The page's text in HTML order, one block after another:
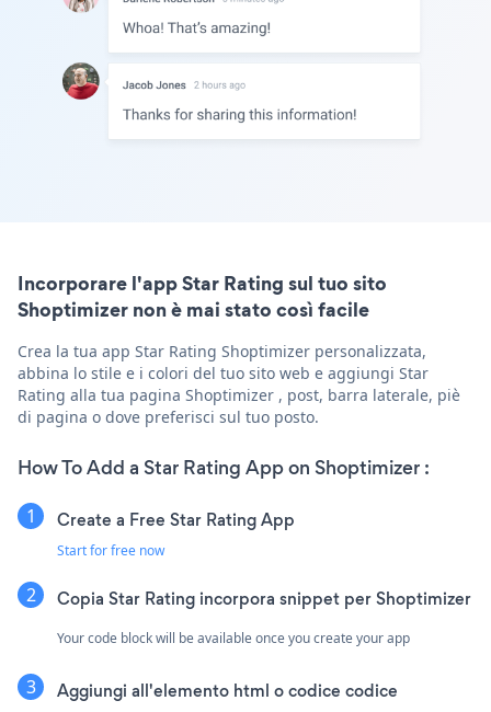
Incorporare l'app Star Rating sul tuo sito
Shoptimizer non è mai stato così facile
Crea la tua app Star Rating Shoptimizer personalizzata,
abbina lo stile e i colori del tuo sito web e aggiungi Star
Rating alla tua pagina Shoptimizer , post, barra laterale, piè
di pagina o dove preferisci sul tuo posto.
How To Add a Star Rating App on Shoptimizer :
Create a Free Star Rating App
Start for free now
Copia Star Rating incorpora snippet per Shoptimizer
Your code block will be available once you create your app
Aggiungi all'elemento html o codice codice